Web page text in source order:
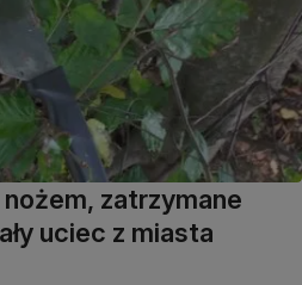
zatrzymane
uciec z miasta